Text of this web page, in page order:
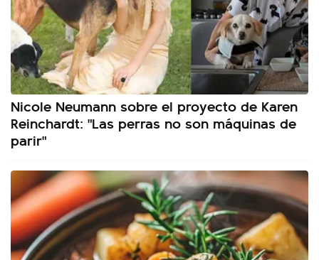
Nicole Neumann sobre el proyecto de Karen
Reinchardt: "Las perras no son máquinas de
parir"